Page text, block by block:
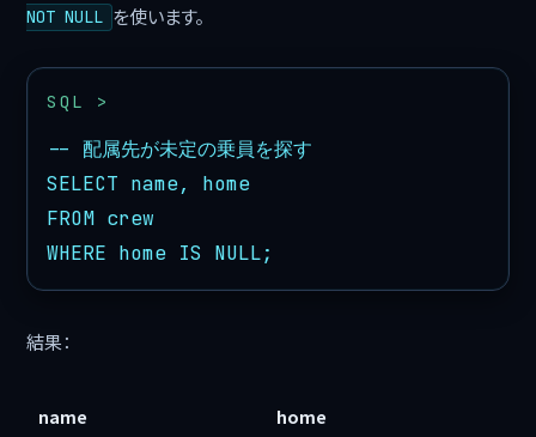
NOT NULL を使います。
-- 配属先が未定の乗員を探す
SELECT name, home
FROM crew
WHERE home IS NULL;
結果：
name home